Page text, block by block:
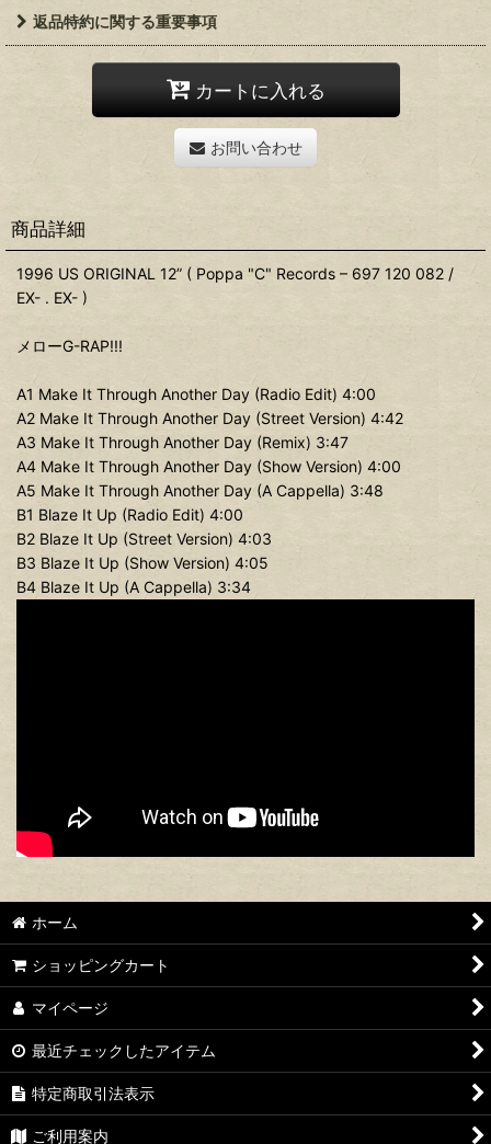
返品特約に関する重要事項
カートに入れる
お問い合わせ
商品詳細
1996 US ORIGINAL 12” ( Poppa "C" Records ‎– 697 120 082 /
EX- . EX- )
メローG-RAP!!!
A1 Make It Through Another Day (Radio Edit) 4:00
A2 Make It Through Another Day (Street Version) 4:42
A3 Make It Through Another Day (Remix) 3:47
A4 Make It Through Another Day (Show Version) 4:00
A5 Make It Through Another Day (A Cappella) 3:48
B1 Blaze It Up (Radio Edit) 4:00
B2 Blaze It Up (Street Version) 4:03
B3 Blaze It Up (Show Version) 4:05
B4 Blaze It Up (A Cappella) 3:34
ホーム
ショッピングカート
マイページ
最近チェックしたアイテム
特定商取引法表示
ご利用案内